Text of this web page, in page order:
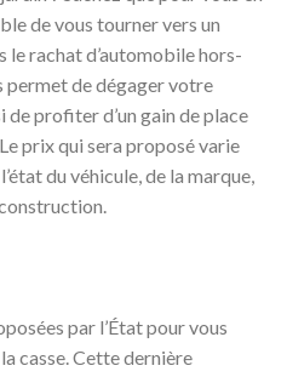
de vous tourner vers un
le rachat d’automobile hors-
permet de dégager votre
profiter d’un gain de place
prix qui sera proposé varie
du véhicule, de la marque,
par l’État pour vous
casse. Cette dernière